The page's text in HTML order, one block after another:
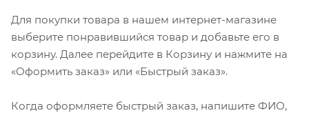
Для покупки товара в нашем интернет-магазине
выберите понравившийся товар и добавьте его в
корзину. Далее перейдите в Корзину и нажмите на
«Оформить заказ» или «Быстрый заказ».
Когда оформляете быстрый заказ, напишите ФИО,